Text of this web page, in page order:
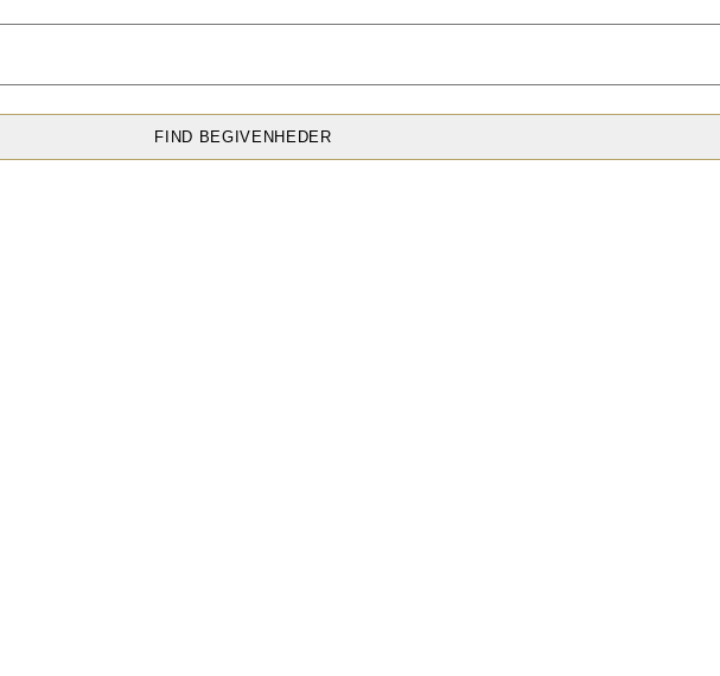
FIND BEGIVENHEDER